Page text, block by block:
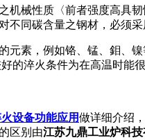
械性质〈前者强度高具韧
不同碳含量之钢材，必须
素，例如铬、锰、鉬、镍
的淬火条件为在高温时能
设备功能应用做详细介绍
区别由江苏九鼎工业炉科技